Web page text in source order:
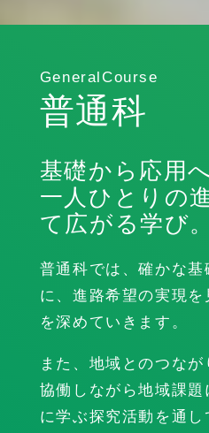
GeneralCourse
普通科
基礎から応用へ
一人ひとりの
て広がる学び。
普通科では、確かな
に、進路希望の実現
を深めていきます。
また、地域とのつな
協働しながら地域課
に学ぶ探究活動を通